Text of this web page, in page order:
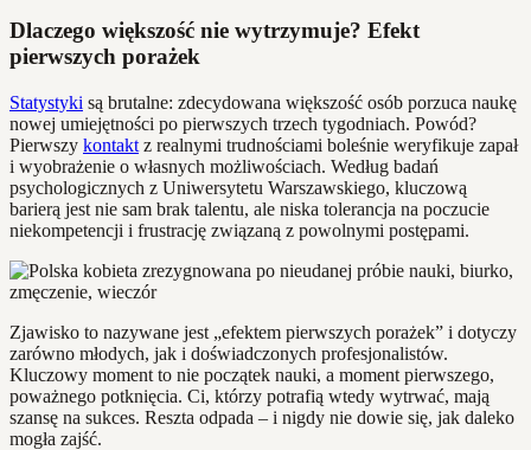
Dlaczego większość nie wytrzymuje? Efekt
pierwszych porażek
Statystyki są brutalne: zdecydowana większość osób porzuca naukę
nowej umiejętności po pierwszych trzech tygodniach. Powód?
Pierwszy kontakt z realnymi trudnościami boleśnie weryfikuje zapał
i wyobrażenie o własnych możliwościach. Według badań
psychologicznych z Uniwersytetu Warszawskiego, kluczową
barierą jest nie sam brak talentu, ale niska tolerancja na poczucie
niekompetencji i frustrację związaną z powolnymi postępami.
Zjawisko to nazywane jest „efektem pierwszych porażek” i dotyczy
zarówno młodych, jak i doświadczonych profesjonalistów.
Kluczowy moment to nie początek nauki, a moment pierwszego,
poważnego potknięcia. Ci, którzy potrafią wtedy wytrwać, mają
szansę na sukces. Reszta odpada – i nigdy nie dowie się, jak daleko
mogła zajść.